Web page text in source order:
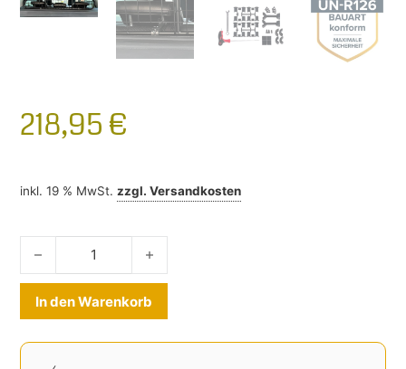
218,95 €
inkl. 19 % MwSt. zzgl.Versandkosten
Hundegitter VW Arteon Shooting Brake ab 2020- Menge
In den Warenkorb